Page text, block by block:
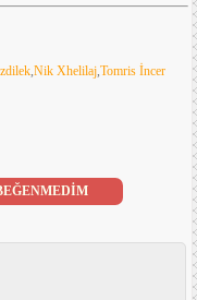
,Nik Xhelilaj,Tomris İncer